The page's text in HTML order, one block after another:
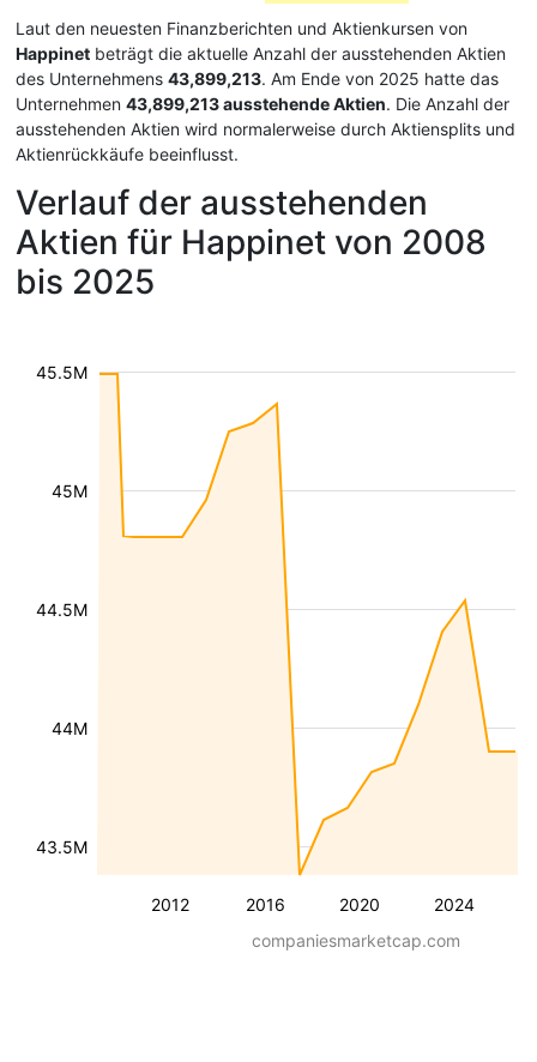
Laut den neuesten Finanzberichten und Aktienkursen von
Happinet beträgt die aktuelle Anzahl der ausstehenden Aktien
des Unternehmens 43,899,213. Am Ende von 2025 hatte das
Unternehmen 43,899,213 ausstehende Aktien. Die Anzahl der
ausstehenden Aktien wird normalerweise durch Aktiensplits und
Aktienrückkäufe beeinflusst.
Verlauf der ausstehenden
Aktien für Happinet von 2008
bis 2025
2012 2016 2020 2024
43.5M
44M
44.5M
45M
45.5M
companiesmarketcap.com